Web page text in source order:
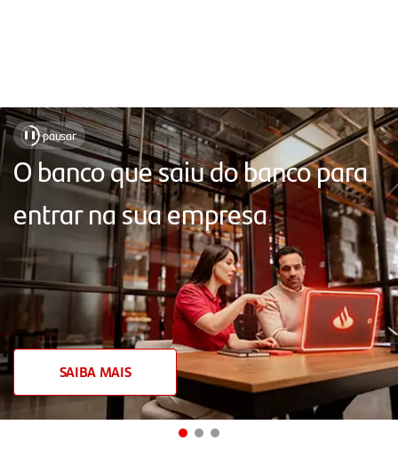
Soluções
para
sua
empresa,
com
atendimento
próximo,
chat
humanizado,
conta
❚❚ pausar
O banco que saiu do banco para
entrar na sua empresa
SAIBA MAIS